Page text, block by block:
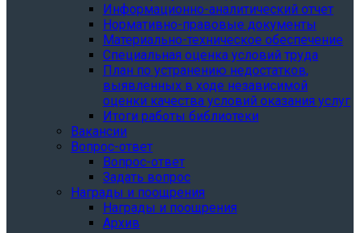
Информационно-аналитический отчет
Нормативно-правовые документы
Материально-техническое обеспечение
Специальная оценка условий труда
План по устранению недостатков,
выявленных в ходе независимой
оценки качества условий оказания услуг
Итоги работы библиотеки
Вакансии
Вопрос-ответ
Вопрос-ответ
Задать вопрос
Награды и поощрения
Награды и поощрения
Архив